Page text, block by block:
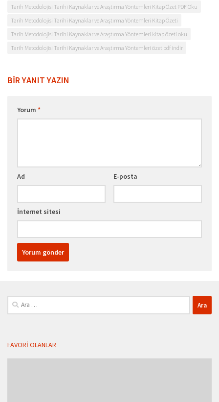
Tarih Metodolojisi Tarihi Kaynaklar ve Araştırma Yöntemleri Kitap Özet PDF Oku
Tarih Metodolojisi Tarihi Kaynaklar ve Araştırma Yöntemleri Kitap Özeti
Tarih Metodolojisi Tarihi Kaynaklar ve Araştırma Yöntemleri kitap özeti oku
Tarih Metodolojisi Tarihi Kaynaklar ve Araştırma Yöntemleri özet pdf indir
BIR YANIT YAZIN
Yorum *
Ad E-posta
İnternet sitesi
Arama:
FAVORI OLANLAR